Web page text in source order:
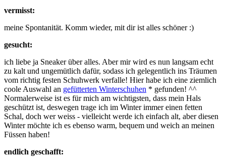
vermisst:
meine Spontanität. Komm wieder, mit dir ist alles schöner :)
gesucht:
ich liebe ja Sneaker über alles. Aber mir wird es nun langsam echt
zu kalt und ungemütlich dafür, sodass ich gelegentlich ins Träumen
vom richtig festen Schuhwerk verfalle! Hier habe ich eine ziemlich
coole Auswahl an gefütterten Winterschuhen * gefunden! ^^
Normalerweise ist es für mich am wichtigsten, dass mein Hals
geschützt ist, deswegen trage ich im Winter immer einen fetten
Schal, doch wer weiss - vielleicht werde ich einfach alt, aber diesen
Winter möchte ich es ebenso warm, bequem und weich an meinen
Füssen haben!
endlich geschafft: